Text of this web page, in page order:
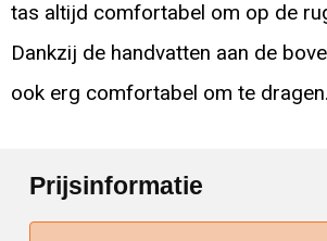
tas altijd comfortabel om op de
Dankzij de handvatten aan de
ook erg comfortabel om te dragen.
Prijsinformatie